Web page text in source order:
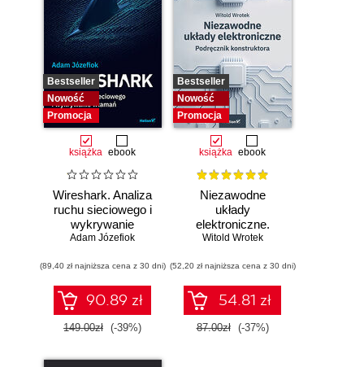
Bestseller
Nowość
Promocja
książka ebook
Wireshark. Analiza
ruchu sieciowego i
wykrywanie
włamań
Adam Józefiok
(89,40 zł najniższa cena z 30 dni)
90.89 zł
149.00zł (-39%)
Bestseller
Nowość
Promocja
książka ebook
Niezawodne
układy
elektroniczne.
Podręcznik
Witold Wrotek
(52,20 zł najniższa cena z 30 dni)
54.81 zł
87.00zł (-37%)